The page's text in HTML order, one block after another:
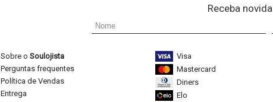
Receba
Sobre o Soulojista
Perguntas frequentes
Política de Vendas
Entrega
Visa
Mastercard
Diners
Elo